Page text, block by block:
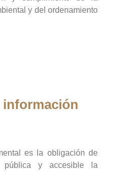
y del ordenamiento
información
es la obligación de
pública y accesible la